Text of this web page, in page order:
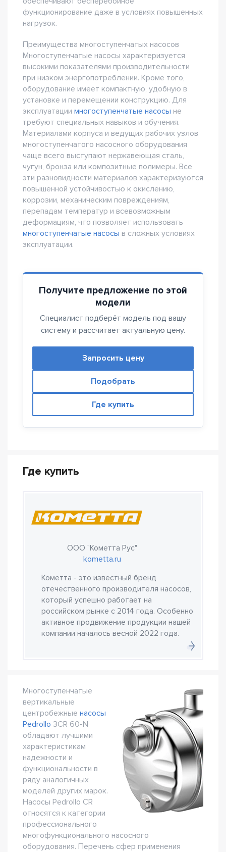
функционирование даже в условиях повышенных
нагрузок.
Преимущества многоступенчатых насосов
Многоступенчатые насосы характеризуется
высокими показателями производительности
при низком энергопотреблении. Кроме того,
оборудование имеет компактную, удобную в
установке и перемещении конструкцию. Для
эксплуатации многоступенчатые насосы не
требуют специальных навыков и обучения.
Материалами корпуса и ведущих рабочих узлов
многоступенчатого насосного оборудования
чаще всего выступают нержавеющая сталь,
чугун, бронза или композитные полимеры. Все
эти разновидности материалов характеризуются
повышенной устойчивостью к окислению,
коррозии, механическим повреждениям,
перепадам температур и всевозможным
деформациям, что позволяет использовать
многоступенчатые насосы в сложных условиях
эксплуатации.
Получите предложение по этой
модели
Специалист подберёт модель под вашу
систему и рассчитает актуальную цену.
Запросить цену
Подобрать
Где купить
Где купить
ООО "Кометта Рус"
kometta.ru
Кометта - это известный бренд
отечественного производителя насосов,
который успешно работает на
российском рынке с 2014 года. Особенно
активное продвижение продукции нашей
компании началось весной 2022 года.
Многоступенчатые
вертикальные
центробежные насосы
Pedrollo 3CR 60-N
обладают лучшими
характеристикам
надежности и
функциональности в
ряду аналогичных
моделей других марок.
Насосы Pedrollo CR
относятся к категории
профессионального
многофункционального насосного
оборудования. Перечень сфер применения